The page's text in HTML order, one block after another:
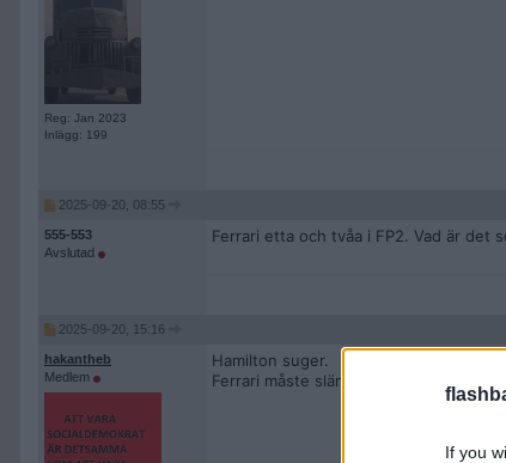
If you
Reg: Jan 2023
Inlägg: 199
2025-09-20, 08:55
555-553
Avslutad
Ferrari etta och tvåa i FP2. Vad är det
2025-09-20, 15:16
hakantheb
Medlem
Hamilton suger.
Ferrari måste slänga ut sopan.